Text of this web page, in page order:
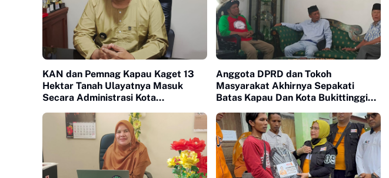
KAN dan Pemnag Kapau Kaget 13
Hektar Tanah Ulayatnya Masuk
Secara Administrasi Kota
Anggota DPRD dan Tokoh
Masyarakat Akhirnya Sepakati
Batas Kapau Dan Kota Bukittinggi